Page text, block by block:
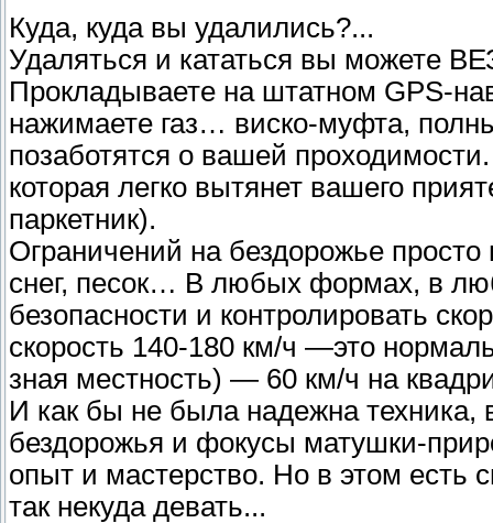
Куда, куда вы удалились?...
Удаляться и кататься вы можете
Прокладываете на штатном GPS-
нажимаете газ… виско-муфта,
позаботятся о вашей
которая легко вытянет вашего
паркетник).
Ограничений на бездорожье
снег, песок… В любых формах, в
безопасности и контролировать
скорость 140-180 км/ч —это
зная местность) — 60 км/ч на
И как бы не была надежна техника,
бездорожья и фокусы матушки-
опыт и мастерство. Но в этом
так некуда девать...